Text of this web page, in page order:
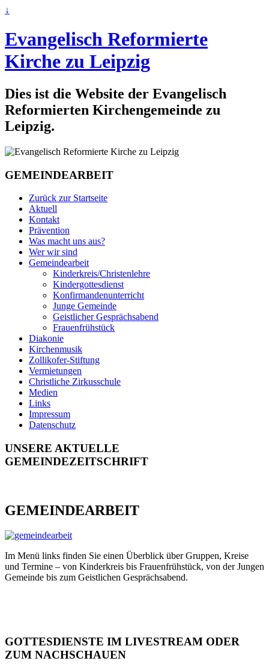
↓
Evangelisch Reformierte
Kirche zu Leipzig
Dies ist die Website der Evangelisch
Reformierten Kirchengemeinde zu
Leipzig.
GEMEINDEARBEIT
Zurück zur Startseite
Aktuell
Kontakt
Prävention
Was macht uns aus?
Wer wir sind
Gemeindearbeit
Kinderkreis/Christenlehre
Kindergottesdienst
Konfirmandenunterricht
Junge Gemeinde
Geistlicher Gesprächsabend
Frauenfrühstück
Diakonie
Kirchenmusik
Zollikofer-Stiftung
Vermietungen
Christliche Zirkusschule
Medien
Links
Impressum
Datenschutz
UNSERE AKTUELLE
GEMEINDEZEITSCHRIFT
GEMEINDEARBEIT
Im Menü links finden Sie einen Überblick über Gruppen, Kreise
und Termine – von Kinderkreis bis Frauenfrühstück, von der Jungen
Gemeinde bis zum Geistlichen Gesprächsabend.
GOTTESDIENSTE IM LIVESTREAM ODER
ZUM NACHSCHAUEN